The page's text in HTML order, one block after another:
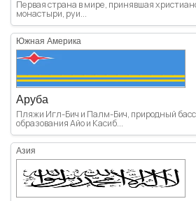
Первая страна в мире, принявшая
монастыри, руи...
Южная Америка
Аруба
Пляжи Игл-Бич и Палм-Бич, природный
образования Айо и Касиб...
Азия